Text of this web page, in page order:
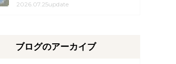
2026.07.25update
ブログのアーカイブ